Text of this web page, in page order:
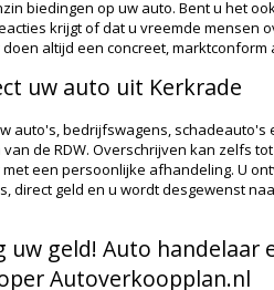
biedingen op uw auto. Bent u het
krijgt of dat u vreemde mensen
altijd een concreet, marktconform
uw auto uit Kerkrade
auto's, bedrijfswagens, schadeauto's
de RDW. Overschrijven kan zelfs
een persoonlijke afhandeling. U
direct geld en u wordt desgewenst
uw geld! Auto handelaar
Autoverkoopplan.nl